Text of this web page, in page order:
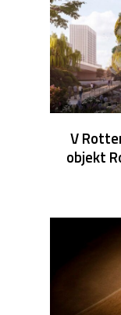
V
objekt